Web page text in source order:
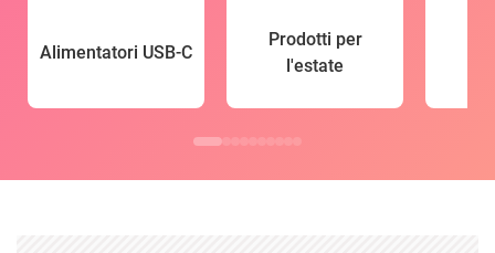
Alimentatori USB-C
Prodotti per
l'estate